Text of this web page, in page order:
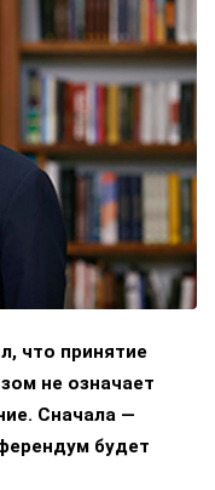
что принятие
не означает
Сначала —
будет